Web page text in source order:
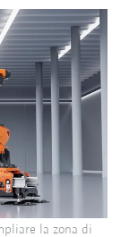
la zona di